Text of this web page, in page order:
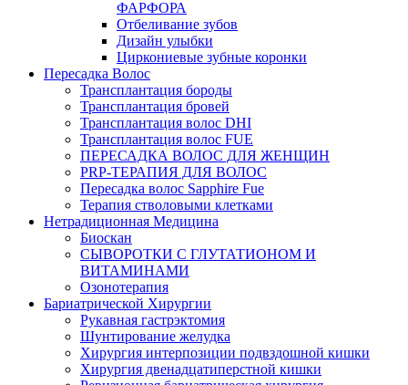
ФАРФОРА
Отбеливание зубов
Дизайн улыбки
Циркониевые зубные коронки
Пересадка Волос
Трансплантация бороды
Трансплантация бровей
Трансплантация волос DHI
Трансплантация волос FUE
ПЕРЕСАДКА ВОЛОС ДЛЯ ЖЕНЩИН
PRP-ТЕРАПИЯ ДЛЯ ВОЛОС
Пересадка волос Sapphire Fue
Терапия стволовыми клетками
Нетрадиционная Медицина
Биоскан
СЫВОРОТКИ С ГЛУТАТИОНОМ И
ВИТАМИНАМИ
Озонотерапия
Бариатрической Хирургии
Рукавная гастрэктомия
Шунтирование желудка
Хирургия интерпозиции подвздошной кишки
Хирургия двенадцатиперстной кишки